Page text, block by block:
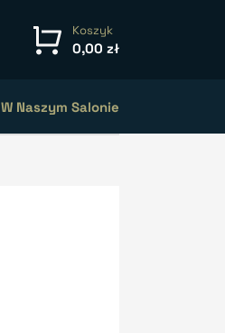
Koszyk
0,00 zł
W Naszym Salonie